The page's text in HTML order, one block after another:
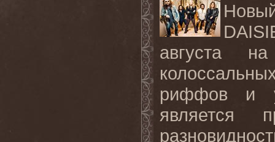
августа
риффов и
является